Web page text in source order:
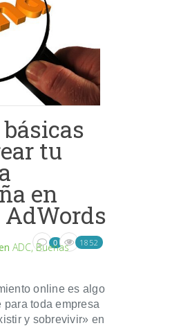
tu
en
AdWords
ADC,Buenas
0 1852
online es algo
para toda empresa
y sobrevivir» en